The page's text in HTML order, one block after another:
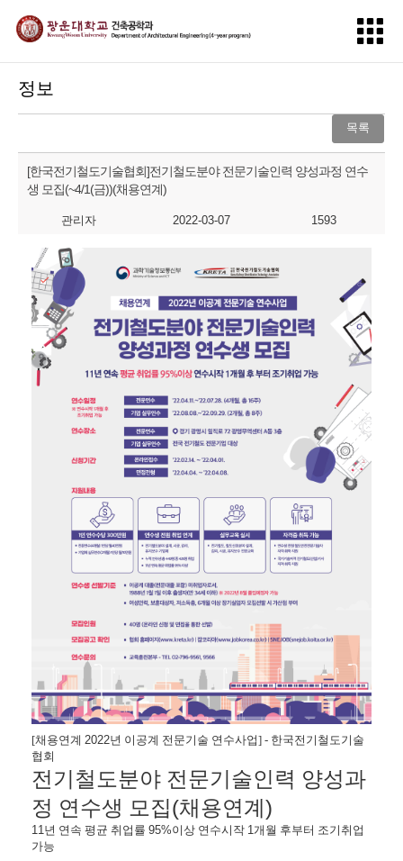
정보
목록
[한국전기철도기술협회]전기철도분야 전문기술인력 양성과정 연수
생 모집(~4/1(금))(채용연계)
관리자 2022-03-07 1593
[채용연계 2022년 이공계 전문기술 연수사업] - 한국전기철도기술
협회
전기철도분야 전문기술인력 양성과
정 연수생 모집(채용연계)
11년 연속 평균 취업률 95%이상 연수시작 1개월 후부터 조기취업
가능